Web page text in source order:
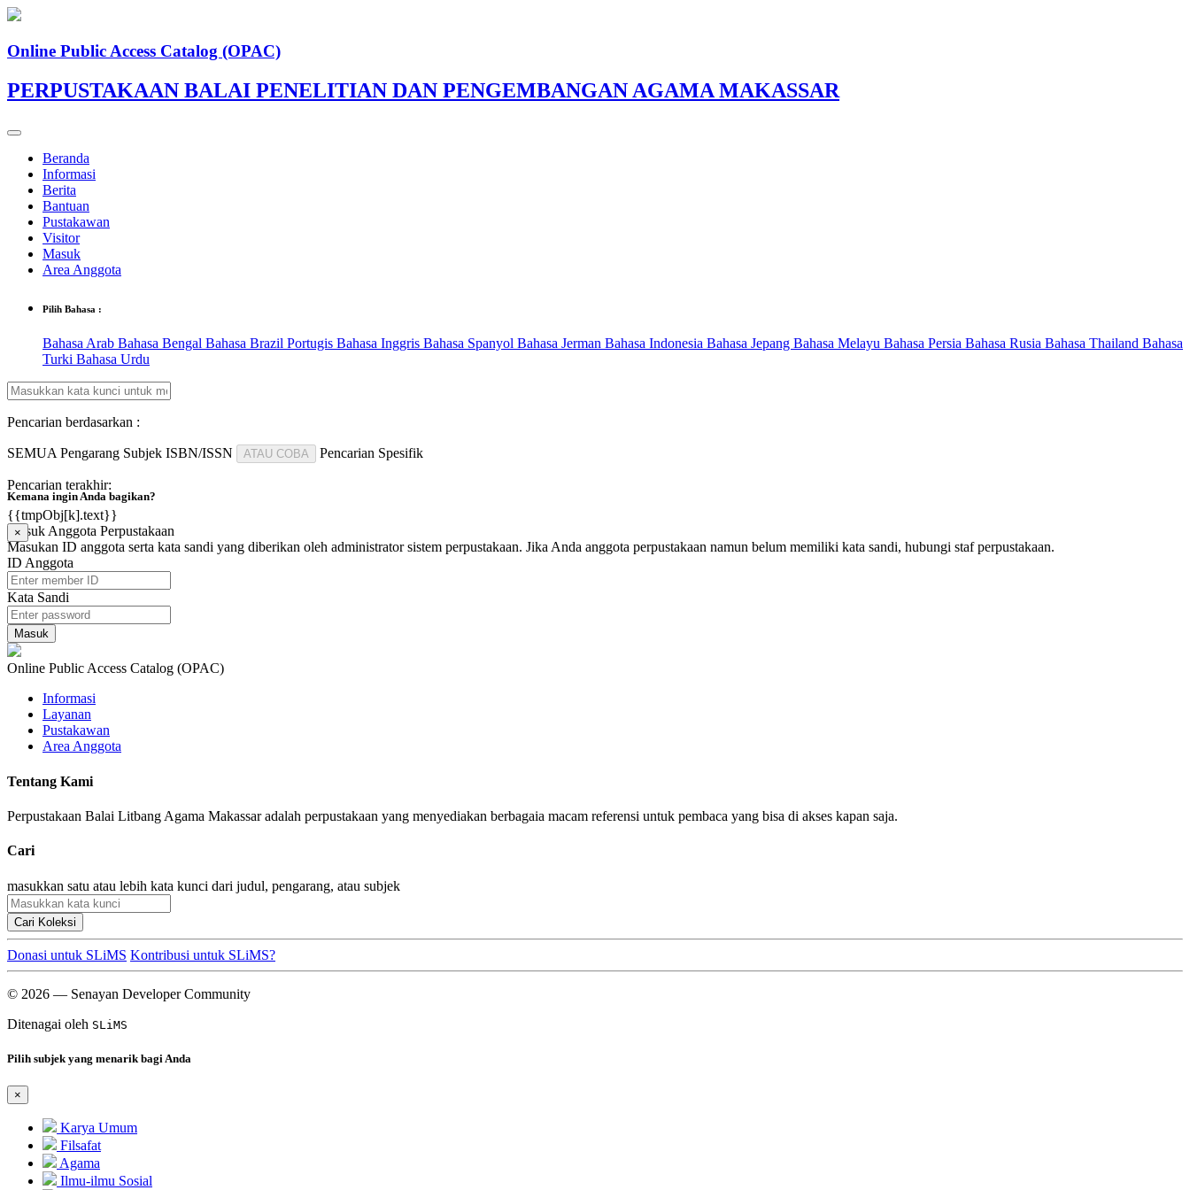
Online Public Access Catalog (OPAC)
PERPUSTAKAAN BALAI PENELITIAN DAN PENGEMBANGAN AGAMA MAKASSAR
Beranda
Informasi
Berita
Bantuan
Pustakawan
Visitor
Masuk
Area Anggota
Pilih Bahasa :
Bahasa Arab Bahasa Bengal Bahasa Brazil Portugis Bahasa Inggris Bahasa Spanyol Bahasa Jerman Bahasa Indonesia Bahasa Jepang Bahasa Melayu Bahasa Persia Bahasa Rusia Bahasa Thailand Bahasa
Turki Bahasa Urdu
Pencarian berdasarkan :
SEMUA Pengarang Subjek ISBN/ISSN ATAU COBA Pencarian Spesifik
Pencarian terakhir:
{{tmpObj[k].text}}
Masuk Anggota Perpustakaan
Masukan ID anggota serta kata sandi yang diberikan oleh administrator sistem perpustakaan. Jika Anda anggota perpustakaan namun belum memiliki kata sandi, hubungi staf perpustakaan.
ID Anggota
Kata Sandi
Online Public Access Catalog (OPAC)
Informasi
Layanan
Pustakawan
Area Anggota
Tentang Kami
Perpustakaan Balai Litbang Agama Makassar adalah perpustakaan yang menyediakan berbagaia macam referensi untuk pembaca yang bisa di akses kapan saja.
Cari
masukkan satu atau lebih kata kunci dari judul, pengarang, atau subjek
Cari Koleksi
Donasi untuk SLiMS Kontribusi untuk SLiMS?
© 2026 — Senayan Developer Community
Ditenagai oleh SLiMS
Pilih subjek yang menarik bagi Anda
×
Karya Umum
Filsafat
Agama
Ilmu-ilmu Sosial
Kemana ingin Anda bagikan?
×